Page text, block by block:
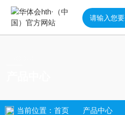
当前位置： 首页 产品中心